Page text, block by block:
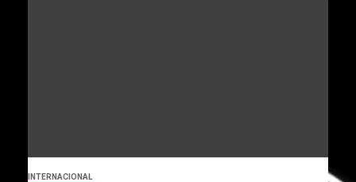
INTERNACIONAL